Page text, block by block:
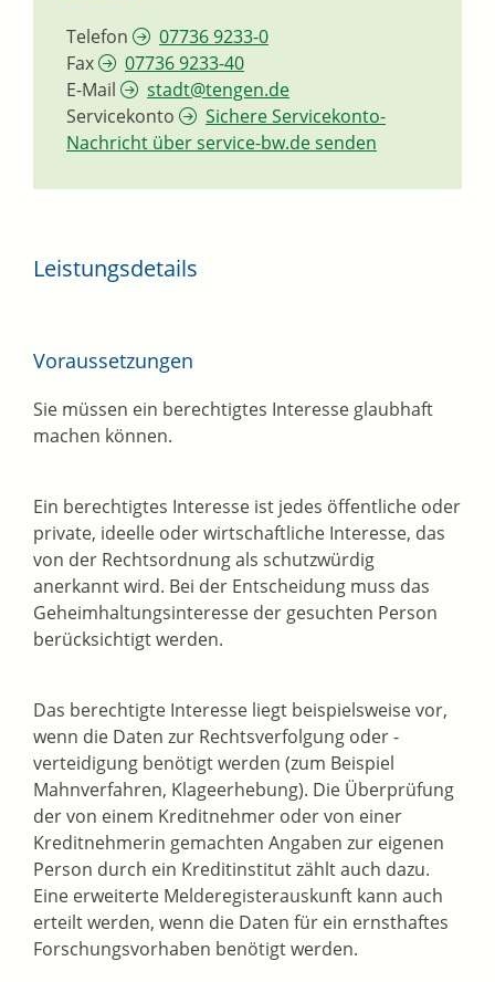
Telefon
07736 9233-0
Fax
07736 9233-40
E-Mail
stadt@tengen.de
Servicekonto
Sichere Servicekonto-
Nachricht über service-bw.de senden
Leistungsdetails
Voraussetzungen
Sie müssen ein berechtigtes Interesse glaubhaft
machen können.
Ein berechtigtes Interesse ist jedes öffentliche oder
private, ideelle oder wirtschaftliche Interesse, das
von der Rechtsordnung als schutzwürdig
anerkannt wird. Bei der Entscheidung muss das
Geheimhaltungsinteresse der gesuchten Person
berücksichtigt werden.
Das berechtigte Interesse liegt beispielsweise vor,
wenn die Daten zur Rechtsverfolgung oder -
verteidigung benötigt werden (zum Beispiel
Mahnverfahren, Klageerhebung). Die Überprüfung
der von einem Kreditnehmer oder von einer
Kreditnehmerin gemachten Angaben zur eigenen
Person durch ein Kreditinstitut zählt auch dazu.
Eine erweiterte Melderegisterauskunft kann auch
erteilt werden, wenn die Daten für ein ernsthaftes
Forschungsvorhaben benötigt werden.